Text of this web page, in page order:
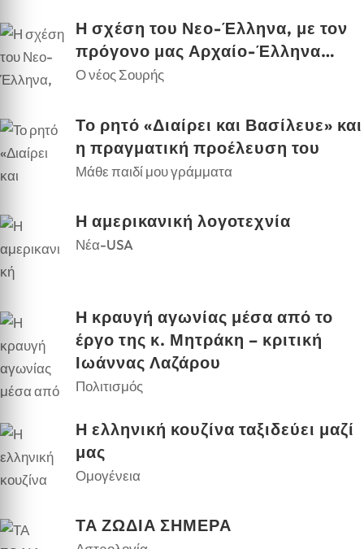
Η σχέση του Νεο-Έλληνα, με τον
πρόγονο μας Αρχαίο-Έλληνα…
Ο νέος Σουρής
Το ρητό «Διαίρει και Βασίλευε» και
η πραγματική προέλευση του
Μάθε παιδί μου γράμματα
Η αμερικανική λογοτεχνία
Νέα-USA
Η κραυγή αγωνίας μέσα από το
έργο της κ. Μητράκη – κριτική
Ιωάννας Λαζάρου
Πολιτισμός
Η ελληνική κουζίνα ταξιδεύει μαζί
μας
Ομογένεια
ΤΑ ΖΩΔΙΑ ΣΗΜΕΡΑ